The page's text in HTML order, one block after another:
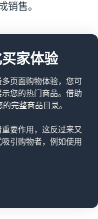
销售。
家体验
页面购物体验，您可
您的热门商品。借助
完整商品目录。
要作用，这反过来又
引购物者，例如使用